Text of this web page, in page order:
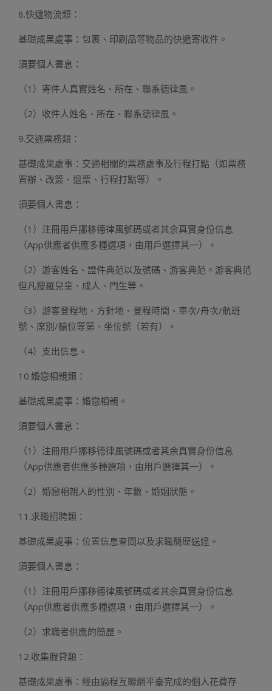
8.快遞物流類：
基礎成果處事：包裹、印刷品等物品的快遞寄收件。
須要個人書息：
（1）寄件人真實姓名、所在、聯系德律風。
（2）收件人姓名、所在、聯系德律風。
9.交通票務類：
基礎成果處事：交通相關的票務處事及行程打點（如票務
置辦、改簽、退票、行程打點等）。
須要個人書息：
（1）注冊用戶挪移德律風號碼或者其余真實身份信息
（App供應者供應多種選項，由用戶選擇其一）。
（2）游客姓名、證件典范以及號碼、游客典范。游客典范
但凡搜羅兒童、成人、門生等。
（3）游客登程地、方針地、登程時間、車次/舟次/航班
號、席別/艙位等第、坐位號（若有）。
（4）支出信息。
10.婚戀相親類：
基礎成果處事：婚戀相親。
須要個人書息：
（1）注冊用戶挪移德律風號碼或者其余真實身份信息
（App供應者供應多種選項，由用戶選擇其一）。
（2）婚戀相親人的性別、年數、婚姻狀態。
11.求職招聘類：
基礎成果處事：位置信息查問以及求職簡歷送達。
須要個人書息：
（1）注冊用戶挪移德律風號碼或者其余真實身份信息
（App供應者供應多種選項，由用戶選擇其一）。
（2）求職者供應的簡歷。
12.收集假貸類：
基礎成果處事：經由過程互聯網平臺完成的個人花費存